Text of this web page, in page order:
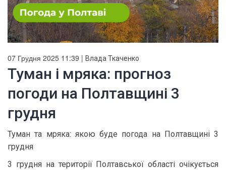
07 Грудня 2025 11:39 | Влада Ткаченко
Туман і мряка: прогноз
погоди на Полтавщині 3
грудня
Туман та мряка: якою буде погода на Полтавщині 3
грудня
3 грудня на території Полтавської області очікується